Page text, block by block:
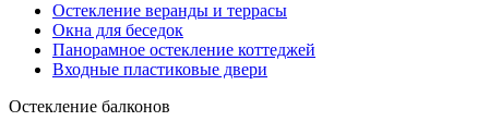
Остекление веранды и террасы
Окна для беседок
Панорамное остекление коттеджей
Входные пластиковые двери
Остекление балконов